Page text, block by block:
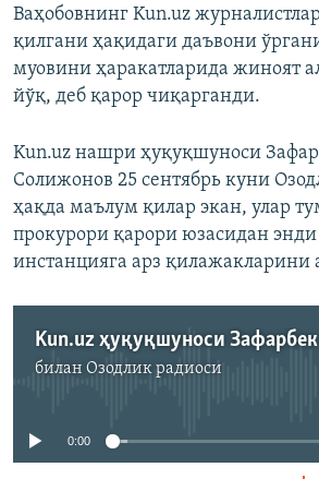
Ваҳобовнинг Kun.uz
қилгани ҳақидаги даъвони
муовини ҳаракатларида жиноят
йўқ, деб қарор чиқарганди.
Kun.uz нашри ҳуқуқшуноси
Солижонов 25 сентябрь куни
ҳақда маълум қилар экан, улар
прокурори қарори юзасидан
инстанцияга арз қилажакларини
билан Озодлик радиоси
Айни дамда медиа-манба
0:00